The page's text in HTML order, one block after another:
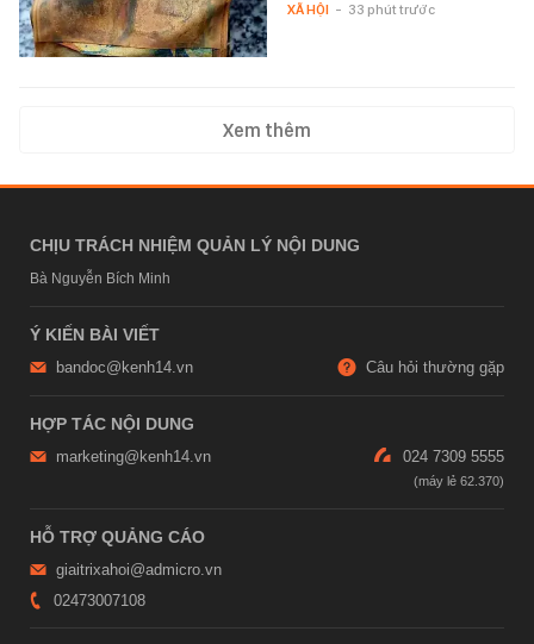
XÃ HỘI - 33 phút trước
Xem thêm
CHỊU TRÁCH NHIỆM QUẢN LÝ NỘI DUNG
Bà Nguyễn Bích Minh
Ý KIẾN BÀI VIẾT
bandoc@kenh14.vn Câu hỏi thường gặp
HỢP TÁC NỘI DUNG
marketing@kenh14.vn 024 7309 5555
HỖ TRỢ QUẢNG CÁO
giaitrixahoi@admicro.vn
02473007108